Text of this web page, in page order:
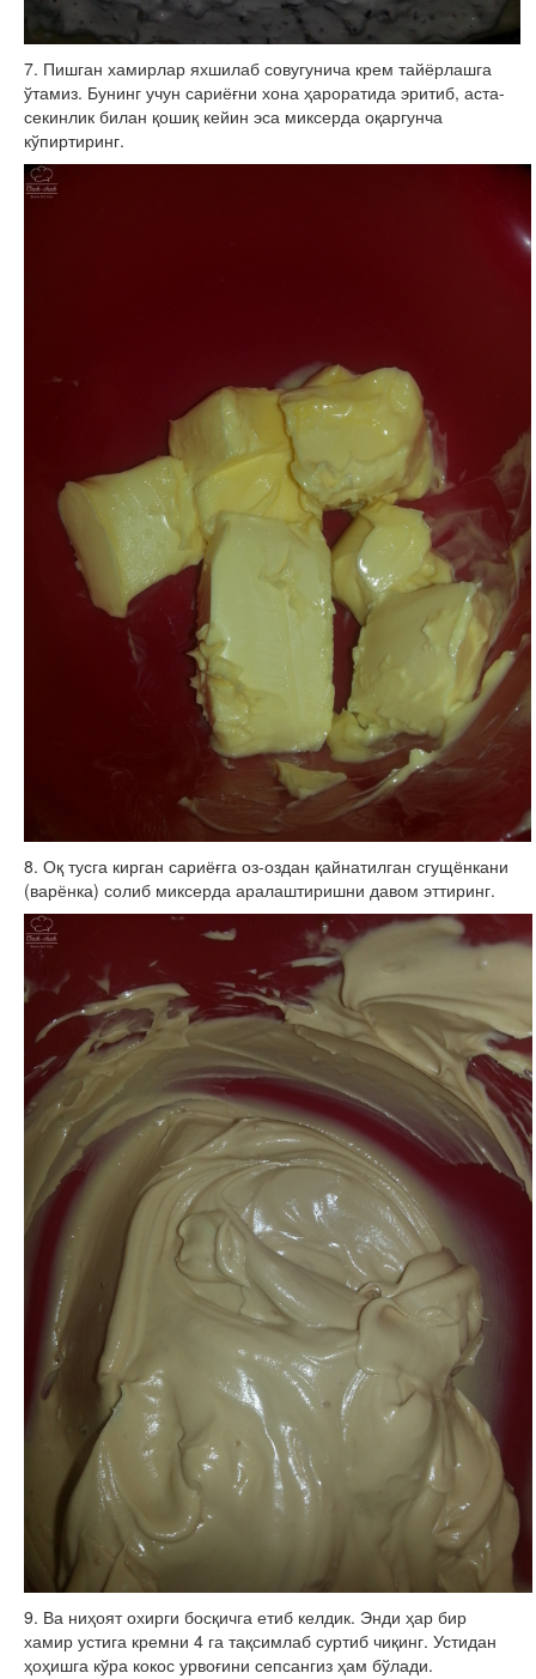
7. Пишган хамирлар яхшилаб совугунича крем тайёрлашга
ўтамиз. Бунинг учун сариёғни хона ҳароратида эритиб, аста-
секинлик билан қошиқ кейин эса миксерда оқаргунча
кўпиртиринг.
8. Оқ тусга кирган сариёғга оз-оздан қайнатилган сгущёнкани
(варёнка) солиб миксерда аралаштиришни давом эттиринг.
9. Ва ниҳоят охирги босқичга етиб келдик. Энди ҳар бир
хамир устига кремни 4 га тақсимлаб суртиб чиқинг. Устидан
ҳоҳишга кўра кокос урвоғини сепсангиз ҳам бўлади.